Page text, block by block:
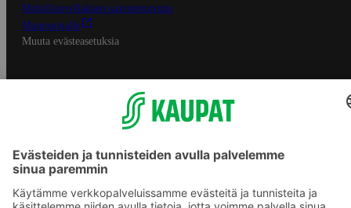
Mobiilisovelluksen saavutettavuus
Mainostajalle
Muuta evästeasetuksia
S-ryhmän palvelut
Asiakasomistajuus
S-ostoslista -sovellus